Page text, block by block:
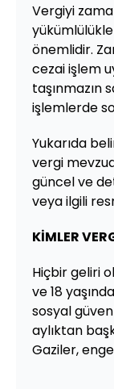
Vergiyi
önemlidir.
cezai işlem
taşınmazın
işlemlerde
Yukarıda
vergi
güncel ve
veya ilgili
KİMLER
Hiçbir geliri
ve 18
sosyal
aylıktan
Gaziler,